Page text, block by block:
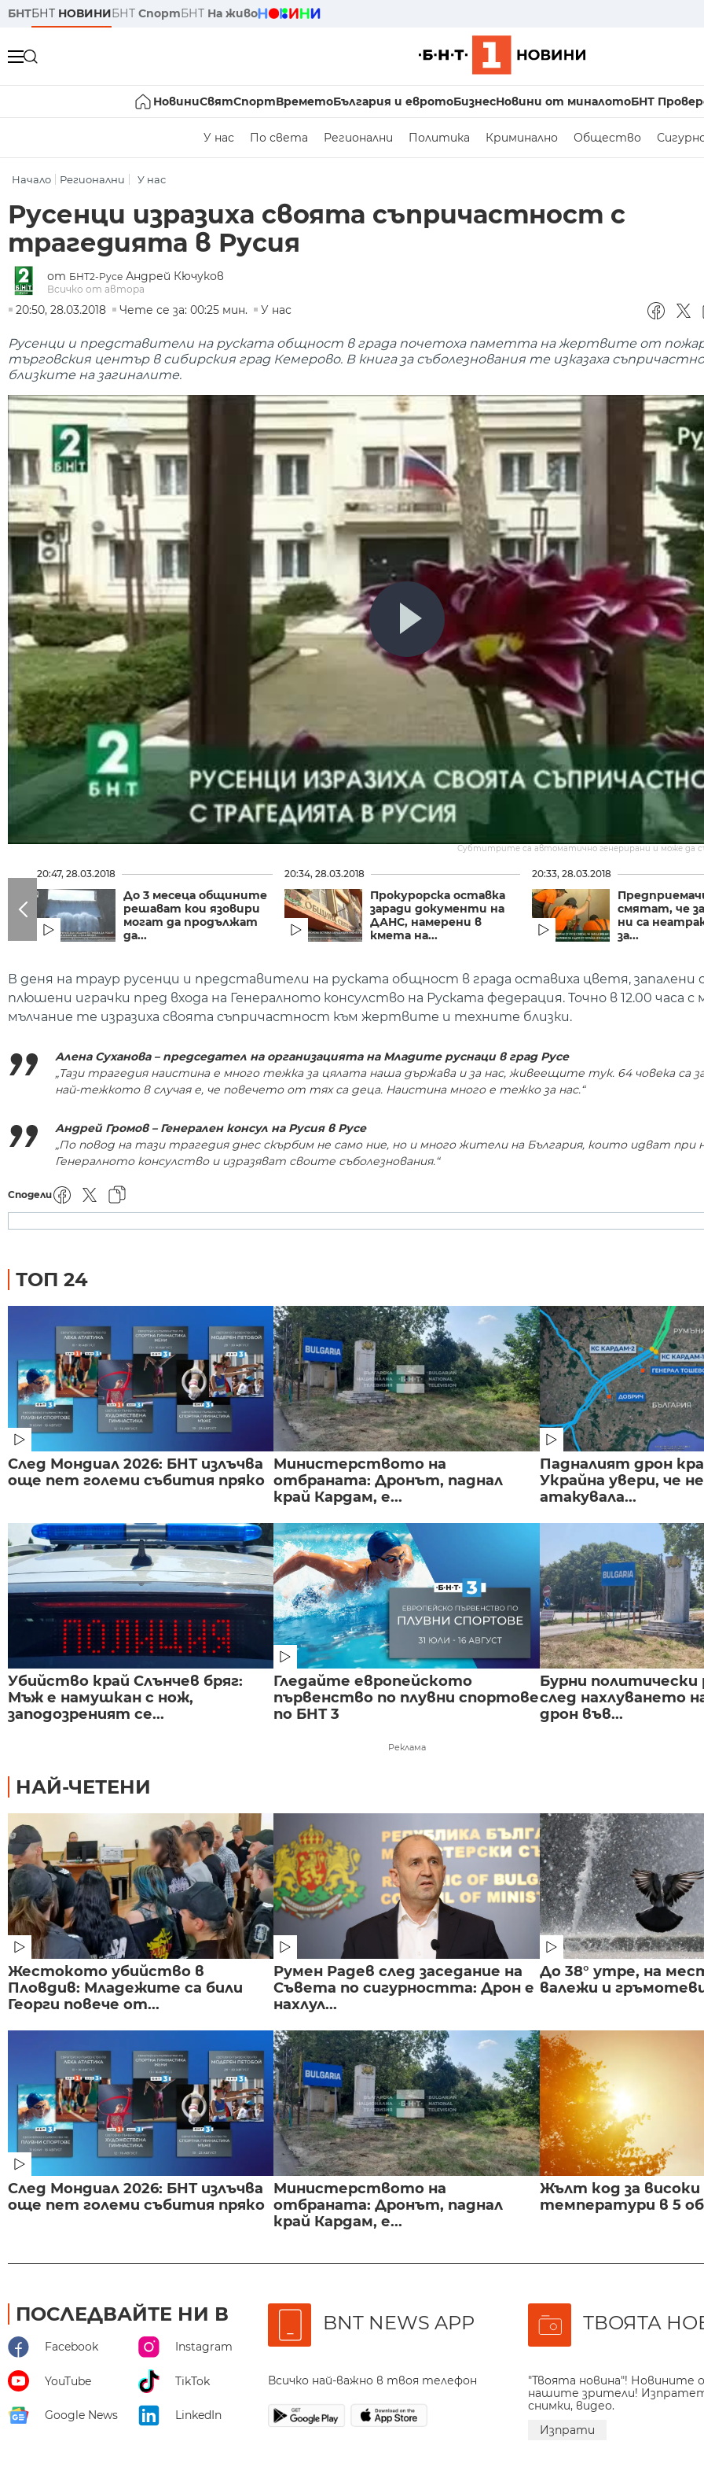
БНТБНТ НОВИНИБНТ СпортБНТ На живо
НовиниСвятСпортВреметоБългария и евротоБизнесНовини от миналотоБНТ
У нас По света Регионални Политика Криминално Общество
Начало Регионални У нас
Русенци изразиха своята съпричастност с
трагедията в Русия
от БНТ2-Русе Андрей Кючуков
Всичко от автора
20:50, 28.03.2018
Чете се за: 00:25 мин. У нас
Русенци и представители на руската общност в града почетоха паметта на жертвите от
търговския център в сибирския град Кемерово. В книга за съболезнования те изказаха
близките на загиналите.
Субтитрите са автоматично генерирани и може да
20:47, 28.03.2018
До 3 месеца общините
решават кои язовири
могат да продължат
да...
20:34, 28.03.2018
Прокурорска оставка
заради документи на
ДАНС, намерени в
кмета на...
20:33, 28.03.2018
смятат, че
ни са
за...
В деня на траур русенци и представители на руската общност в града оставиха цветя, запалени
плюшени играчки пред входа на Генералното консулство на Руската федерация. Точно в 12.00 часа с
мълчание те изразиха своята съпричастност към жертвите и техните близки.
Алена Суханова – председател на организацията на Младите руснаци в град Русе
„Тази трагедия наистина е много тежка за цялата наша държава и за нас, живеещите тук. 64 човека са
най-тежкото в случая е, че повечето от тях са деца. Наистина много е тежко за нас.“
Андрей Громов – Генерален консул на Русия в Русе
„По повод на тази трагедия днес скърбим не само ние, но и много жители на България, които идват при
Генералното консулство и изразяват своите съболезнования.“
Сподели
ТОП 24
След Мондиал 2026: БНТ излъчва
още пет големи събития пряко
Министерството на
отбраната: Дронът, паднал
край Кардам, е...
Падналият дрон
Украйна увери, че
атакувала...
Убийство край Слънчев бряг:
Мъж е намушкан с нож,
заподозреният се...
Гледайте европейското
първенство по плувни спортове
по БНТ 3
Бурни политически
след нахлуването
дрон във...
Реклама
НАЙ-ЧЕТЕНИ
Жестокото убийство в
Пловдив: Младежите са били
Георги повече от...
Румен Радев след заседание на
Съвета по сигурността: Дрон е
нахлул...
До 38° утре, на
валежи и
След Мондиал 2026: БНТ излъчва
още пет големи събития пряко
Министерството на
отбраната: Дронът, паднал
край Кардам, е...
Жълт код за високи
температури в 5
ПОСЛЕДВАЙТЕ НИ В
Facebook Instagram
YouTube TikTok
Google News LinkedIn
BNT NEWS APP
Всичко най-важно в твоя телефон
ТВОЯТА
"Твоята новина"! Новините
нашите зрители!
снимки, видео.
Изпрати